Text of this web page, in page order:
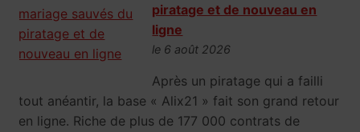
piratage et de nouveau en
ligne
le 6 août 2026
Après un piratage qui a failli
tout anéantir, la base « Alix21 » fait son grand retour
en ligne. Riche de plus de 177 000 contrats de